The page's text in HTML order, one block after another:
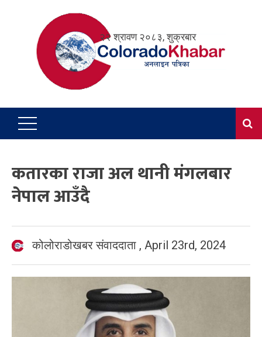
२२ श्रावण २०८३, शुक्रबार
कतारका राजा अल थानी मंगलबार
नेपाल आउँदै
कोलोराडोखबर संवाददाता , April 23rd, 2024